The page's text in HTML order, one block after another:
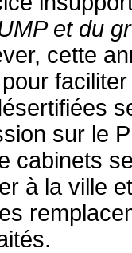
et du
cette
sur le
cabinets
à la ville